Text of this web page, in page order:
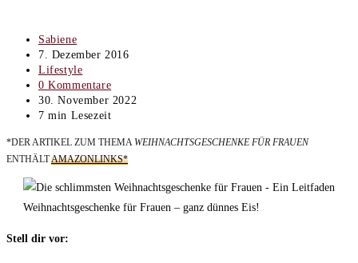
Beitrags-
Autor:
Sabiene
Beitrag
veröffentlicht:
7. Dezember 2016
Beitrags-
Kategorie:
Lifestyle
Beitrags-
Kommentare:
0 Kommentare
Beitrag
zuletzt
am:
30. November 2022
Lesedauer:
7 min Lesezeit
*DER ARTIKEL ZUM THEMA WEIHNACHTSGESCHENKE FÜR FRAUEN
ENTHÄLTAMAZONLINKS*
Weihnachtsgeschenke für Frauen – ganz dünnes Eis!
Stell dir vor: